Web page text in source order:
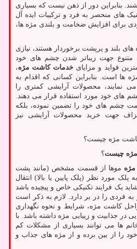
بنابراین دور از ذهن نیست که بسیاری
‌های منحصر به فرد و ترکیبات ایده آل
برای افزایش ضخامت و بلندی مژه ‌ها،
بلند و پرپشت برخوردار هستند، نیازی
متنوع جهت زیباتر شدن چشم‌ های خود
فواید و مزایای خدمات کاشت مژه،
ها است. بنابراین کسانی که اقدام به
‌نمایند، محصولات آرایشی کمتری را
‌های خود مورد استفاده قرار می دهند.
چشم ‌های خود را تضمین نموده، بلکه
جهت خرید محصولات آرایشی نیز
مژه چیست؟
چیست؟
موها از قسمت مشخص (مانند پشت
مورد نظر (پلک پایین یا بالا) انتقال
یک فرایند تکنیکی خاص و پیچیده باشد
به فردی را در بر دارد. لازم به ذکر است
کاشت مژه، شرایط و نحوه نگهداری
در جذابیت و زیبایی مژه داشته باشد. با
ها می‌ توانند بسیاری از مشکلات کم
را از بین برده و از مژه‌ های جذاب و